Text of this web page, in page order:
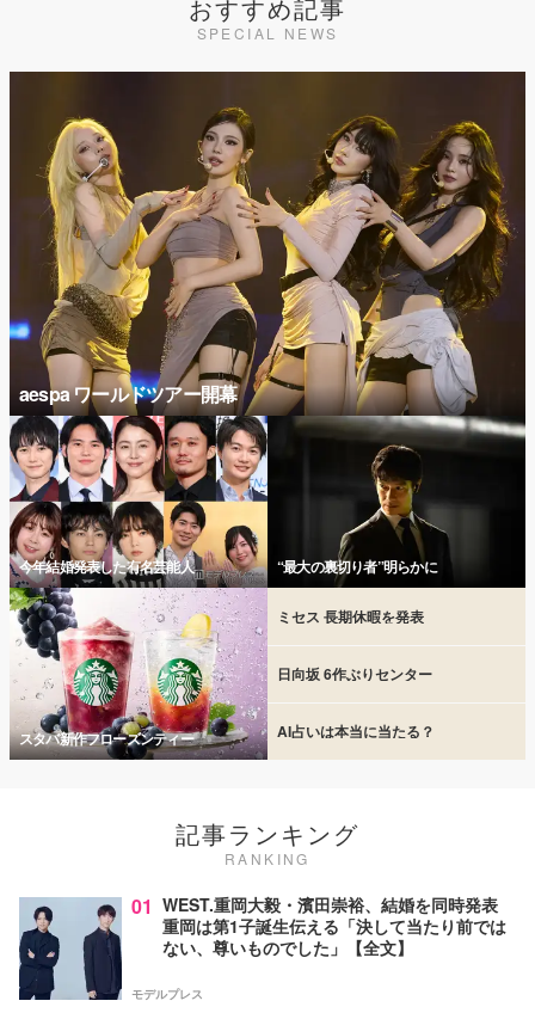
おすすめ記事
SPECIAL NEWS
aespa ワールドツアー開幕
今年結婚発表した有名芸能人 “最大の裏切り者”明らかに
スタバ新作フローズンティー
ミセス 長期休暇を発表
日向坂 6作ぶりセンター
AI占いは本当に当たる？
記事ランキング
RANKING
01 WEST.重岡大毅・濱田崇裕、結婚を同時発表
重岡は第1子誕生伝える「決して当たり前では
ない、尊いものでした」【全文】
モデルプレス